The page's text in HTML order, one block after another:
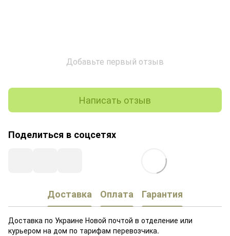
Добавьте первый отзыв
Написать отзыв
Поделиться в соцсетях
Доставка Оплата Гарантия
Доставка по Украине Новой почтой в отделение или
курьером на дом по тарифам перевозчика.